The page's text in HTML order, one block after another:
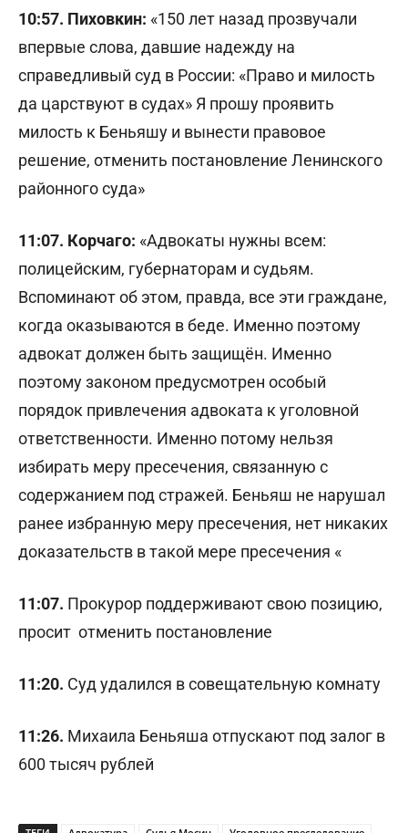
10:57. Пиховкин: «150 лет назад прозвучали
впервые слова, давшие надежду на
справедливый суд в России: «Право и милость
да царствуют в судах» Я прошу проявить
милость к Беньяшу и вынести правовое
решение, отменить постановление Ленинского
районного суда»
11:07. Корчаго: «Адвокаты нужны всем:
полицейским, губернаторам и судьям.
Вспоминают об этом, правда, все эти граждане,
когда оказываются в беде. Именно поэтому
адвокат должен быть защищён. Именно
поэтому законом предусмотрен особый
порядок привлечения адвоката к уголовной
ответственности. Именно потому нельзя
избирать меру пресечения, связанную с
содержанием под стражей. Беньяш не нарушал
ранее избранную меру пресечения, нет никаких
доказательств в такой мере пресечения «
11:07. Прокурор поддерживают свою позицию,
просит отменить постановление
11:20. Суд удалился в совещательную комнату
11:26. Михаила Беньяша отпускают под залог в
600 тысяч рублей